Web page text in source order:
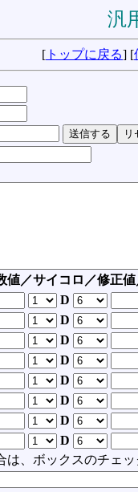
汎
[ トップに戻る] [
値／サイコロ／修正
D
D
D
D
D
D
D
D
、ボックスのチェッ